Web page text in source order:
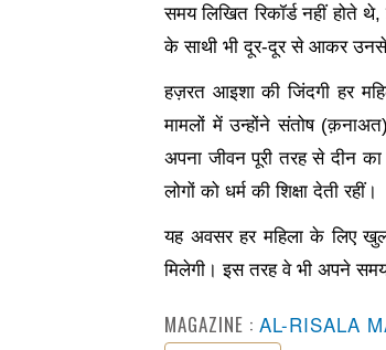
समय लिखित रिकॉर्ड नहीं होते
के साथी भी दूर-दूर से आकर उनसे
हज़रत आइशा की जिंदगी हर
मामलों में उन्होंने संतोष
अपना जीवन पूरी तरह से दीन
लोगों को धर्म की शिक्षा देती रहीं।
यह अवसर हर महिला के लिए
मिलेगी। इस तरह वे भी अपने
MAGAZINE : AL-RISALA